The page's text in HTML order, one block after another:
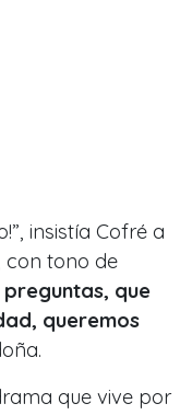
insistía Cofré a
tono de
que
queremos
que vive por